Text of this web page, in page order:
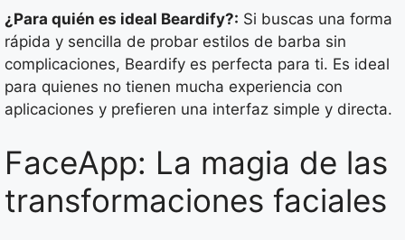
¿Para quién es ideal Beardify?: Si buscas una forma
rápida y sencilla de probar estilos de barba sin
complicaciones, Beardify es perfecta para ti. Es ideal
para quienes no tienen mucha experiencia con
aplicaciones y prefieren una interfaz simple y directa.
FaceApp: La magia de las
transformaciones faciales